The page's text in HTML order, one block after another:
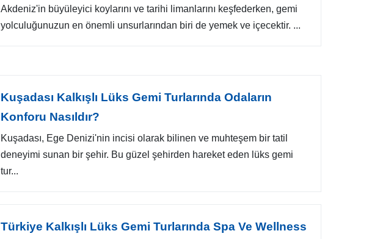
Akdeniz'in büyüleyici koylarını ve tarihi limanlarını keşfederken, gemi
yolculuğunuzun en önemli unsurlarından biri de yemek ve içecektir. ...
Kuşadası Kalkışlı Lüks Gemi Turlarında Odaların
Konforu Nasıldır?
Kuşadası, Ege Denizi'nin incisi olarak bilinen ve muhteşem bir tatil
deneyimi sunan bir şehir. Bu güzel şehirden hareket eden lüks gemi
tur...
Türkiye Kalkışlı Lüks Gemi Turlarında Spa Ve Wellness